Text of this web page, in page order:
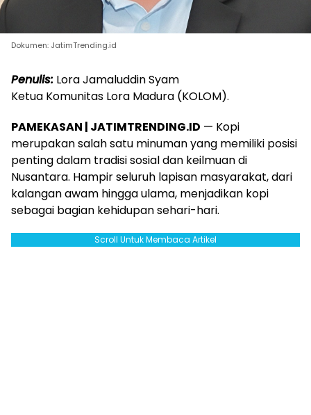
Dokumen: JatimTrending.id
Penulis: Lora Jamaluddin Syam
Ketua Komunitas Lora Madura (KOLOM).
PAMEKASAN | JATIMTRENDING.ID — Kopi
merupakan salah satu minuman yang memiliki posisi
penting dalam tradisi sosial dan keilmuan di
Nusantara. Hampir seluruh lapisan masyarakat, dari
kalangan awam hingga ulama, menjadikan kopi
sebagai bagian kehidupan sehari-hari.
Scroll Untuk Membaca Artikel